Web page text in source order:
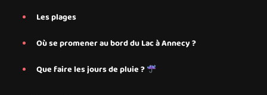
Les plages
Où se promener au bord du Lac à Annecy ?
Que faire les jours de pluie ?